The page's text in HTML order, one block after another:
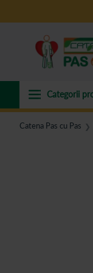
Catena Pas cu Pas ❯